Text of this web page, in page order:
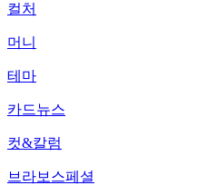
컬처
머니
테마
카드뉴스
컷&칼럼
브라보스페셜